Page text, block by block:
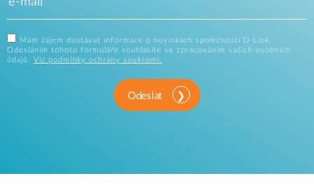
Mám zájem dostávat informace o novinkách společnosti D-Link.
Odesláním tohoto formuláře souhlasíte se zpracováním vašich osobních
údajů. Viz podmínky ochrany soukromí.
Odeslat